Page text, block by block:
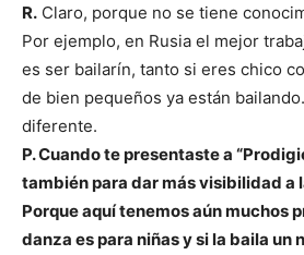
R. Claro, porque no se tiene
Por ejemplo, en Rusia el mejor
es ser bailarín, tanto si eres chico
de bien pequeños ya están
diferente.
P. Cuando te presentaste a
también para dar más visibilidad a
Porque aquí tenemos aún muchos
danza es para niñas y si la baila un